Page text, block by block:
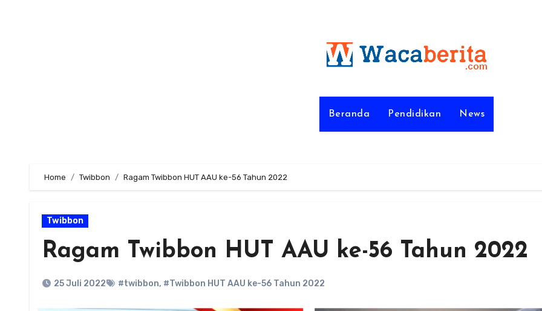
Beranda Pendidikan News
Home Twibbon Ragam Twibbon HUT AAU ke-56 Tahun 2022
Twibbon
Ragam Twibbon HUT AAU ke-56 Tahun 2022
25 Juli 2022 #twibbon, #Twibbon HUT AAU ke-56 Tahun 2022